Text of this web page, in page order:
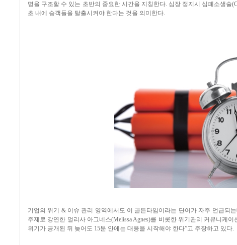
명을 구조할 수 있는 초반의 중요한 시간을 지칭한다. 심장 정지시 심페소생술
초 내에 승객들을 탈출시켜야 한다는 것을 의미한다.
기업의 위기 & 이슈 관리 영역에서도 이 골든타임이라는 단어가 자주 언급되
주제로 강연한 멀리사 아그네스(Melissa Agnes)를 비롯한 위기관리 커뮤니케이
위기가 공개된 뒤 늦어도 15분 안에는 대응을 시작해야 한다”고 주장하고 있다